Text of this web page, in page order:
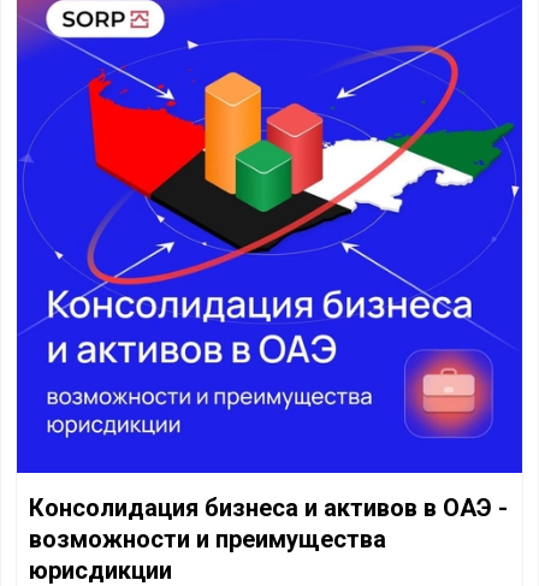
Консолидация бизнеса и активов в ОАЭ -
возможности и преимущества
юрисдикции